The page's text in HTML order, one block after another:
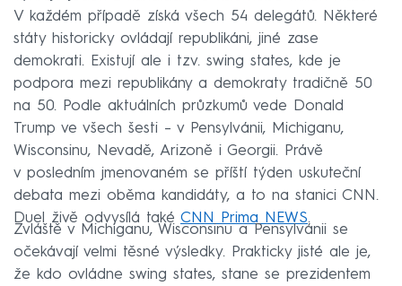
V každém případě získá všech 54 delegátů. Některé
státy historicky ovládají republikáni, jiné zase
demokrati. Existují ale i tzv. swing states, kde je
podpora mezi republikány a demokraty tradičně 50
na 50. Podle aktuálních průzkumů vede Donald
Trump ve všech šesti – v Pensylvánii, Michiganu,
Wisconsinu, Nevadě, Arizoně i Georgii. Právě
v posledním jmenovaném se příští týden uskuteční
debata mezi oběma kandidáty, a to na stanici CNN.
Duel živě odvysílá také CNN Prima NEWS.
Zvláště v Michiganu, Wisconsinu a Pensylvánii se
očekávají velmi těsné výsledky. Prakticky jisté ale je,
že kdo ovládne swing states, stane se prezidentem